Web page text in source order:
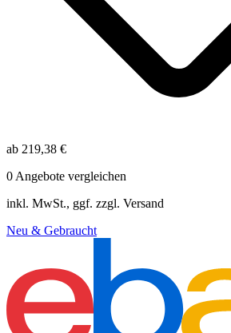
ab 219,38 €
0 Angebote vergleichen
inkl. MwSt., ggf. zzgl. Versand
Neu & Gebraucht